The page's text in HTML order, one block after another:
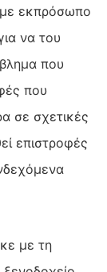
με εκπρόσωπο
να του
που
που
σε σχετικές
επιστροφές
με τη